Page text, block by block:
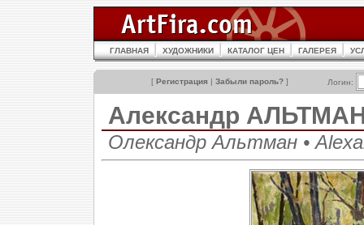
ГЛАВНАЯ ХУДОЖНИКИ КАТАЛОГ ЦЕН ГАЛЕРЕЯ
[ Регистрация | Забыли пароль? ] Логин:
Александр
Олександр Альтман •